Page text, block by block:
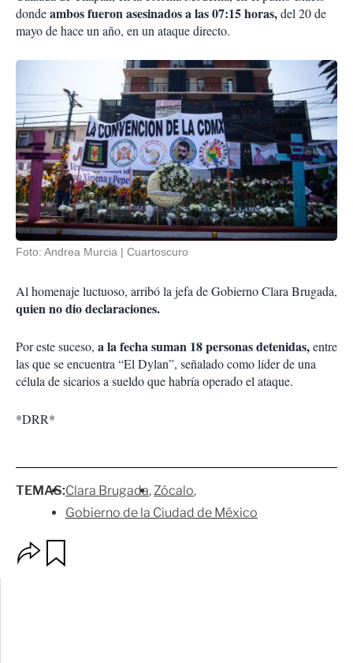
dondeambos fueron asesinados a las 07:15 horas,del 20 de
mayo de hace un año, en un ataque directo.
Foto: Andrea Murcia | Cuartoscuro
Al homenaje luctuoso, arribó la jefa de Gobierno Clara Brugada,
quien no dio declaraciones.
Por este suceso, a la fecha suman 18 personas detenidas,entre
las que se encuentra “El Dylan”, señalado como líder de una
célula de sicarios a sueldo que habría operado el ataque.
*DRR*
TEMAS:Clara Brugada Zócalo
Gobierno de la Ciudad de México